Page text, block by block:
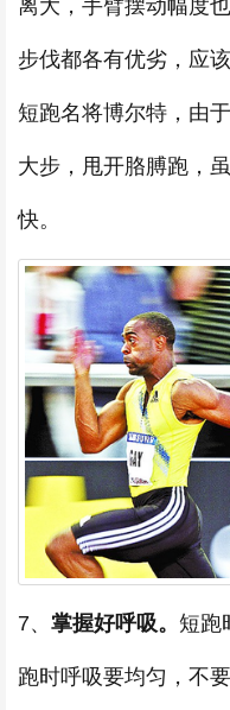
离大，手臂摆动幅度
步伐都各有优劣，应
短跑名将博尔特，由
大步，甩开胳膊跑，
快。
7、 掌握好呼吸。 短跑
跑时呼吸要均匀，不